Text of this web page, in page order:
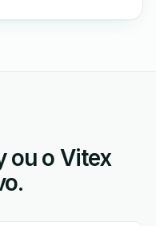
ou o Vitex